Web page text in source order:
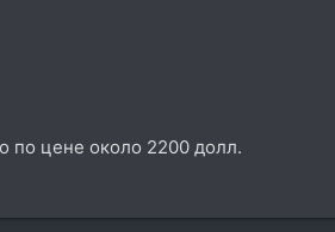
по цене около 2200 долл.